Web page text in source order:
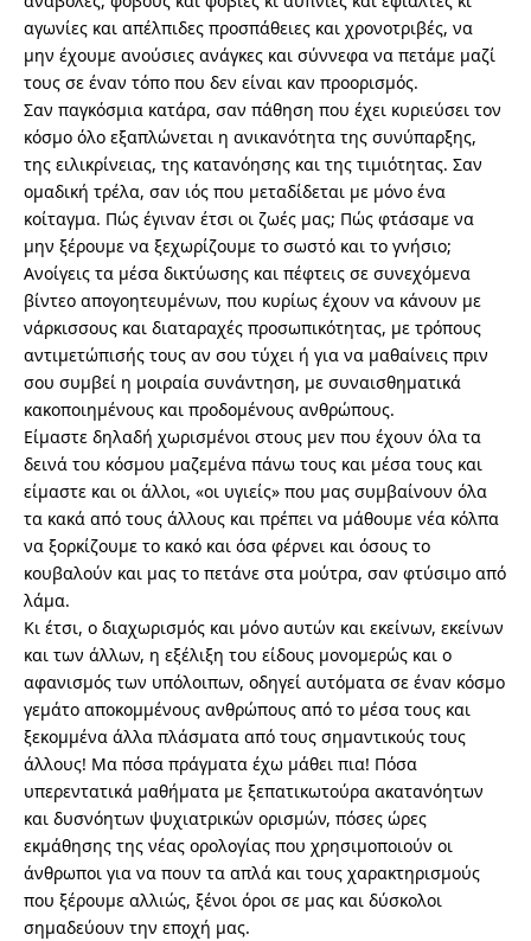
αγωνίες και απέλπιδες προσπάθειες και χρονοτριβές, να
μην έχουμε ανούσιες ανάγκες και σύννεφα να πετάμε μαζί
τους σε έναν τόπο που δεν είναι καν προορισμός.
Σαν παγκόσμια κατάρα, σαν πάθηση που έχει κυριεύσει τον
κόσμο όλο εξαπλώνεται η ανικανότητα της συνύπαρξης,
της ειλικρίνειας, της κατανόησης και της τιμιότητας. Σαν
ομαδική τρέλα, σαν ιός που μεταδίδεται με μόνο ένα
κοίταγμα. Πώς έγιναν έτσι οι ζωές μας; Πώς φτάσαμε να
μην ξέρουμε να ξεχωρίζουμε το σωστό και το γνήσιο;
Ανοίγεις τα μέσα δικτύωσης και πέφτεις σε συνεχόμενα
βίντεο απογοητευμένων, που κυρίως έχουν να κάνουν με
νάρκισσους και διαταραχές προσωπικότητας, με τρόπους
αντιμετώπισής τους αν σου τύχει ή για να μαθαίνεις πριν
σου συμβεί η μοιραία συνάντηση, με συναισθηματικά
κακοποιημένους και προδομένους ανθρώπους.
Είμαστε δηλαδή χωρισμένοι στους μεν που έχουν όλα τα
δεινά του κόσμου μαζεμένα πάνω τους και μέσα τους και
είμαστε και οι άλλοι, «οι υγιείς» που μας συμβαίνουν όλα
τα κακά από τους άλλους και πρέπει να μάθουμε νέα κόλπα
να ξορκίζουμε το κακό και όσα φέρνει και όσους το
κουβαλούν και μας το πετάνε στα μούτρα, σαν φτύσιμο από
λάμα.
Κι έτσι, ο διαχωρισμός και μόνο αυτών και εκείνων, εκείνων
και των άλλων, η εξέλιξη του είδους μονομερώς και ο
αφανισμός των υπόλοιπων, οδηγεί αυτόματα σε έναν κόσμο
γεμάτο αποκομμένους ανθρώπους από το μέσα τους και
ξεκομμένα άλλα πλάσματα από τους σημαντικούς τους
άλλους! Μα πόσα πράγματα έχω μάθει πια! Πόσα
υπερεντατικά μαθήματα με ξεπατικωτούρα ακατανόητων
και δυσνόητων ψυχιατρικών ορισμών, πόσες ώρες
εκμάθησης της νέας ορολογίας που χρησιμοποιούν οι
άνθρωποι για να πουν τα απλά και τους χαρακτηρισμούς
που ξέρουμε αλλιώς, ξένοι όροι σε μας και δύσκολοι
σημαδεύουν την εποχή μας.